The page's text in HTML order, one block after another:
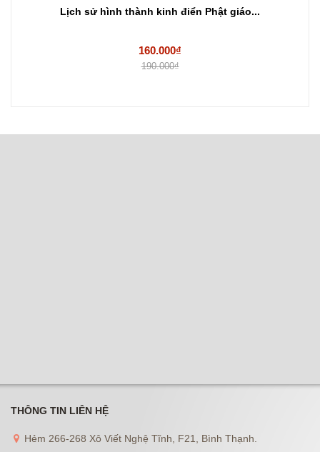
Lịch sử hình thành kinh điển Phật giáo...
160.000₫
190.000₫
THÔNG TIN LIÊN HỆ
Hẻm 266-268 Xô Viết Nghệ Tĩnh, F21, Bình Thạnh.